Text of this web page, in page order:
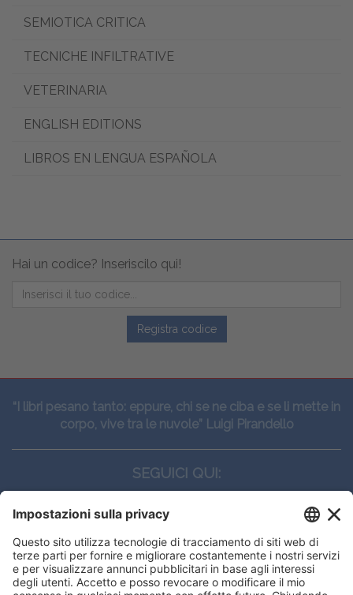
SEMIOTICA CRITICA
TECNICHE INFILTRATIVE
VETERINARIA
ENGLISH EDITIONS
LIBROS EN LENGUA ESPAÑOLA
Hai un codice? Inseriscilo qui!
Registra codice
“I libri pesano tanto: eppure, chi se ne ciba e se li mette in
corpo, vive tra le nuvole” Luigi Pirandello
SEGUICI QUI:
CONTATTI
Edi.Ermes srl